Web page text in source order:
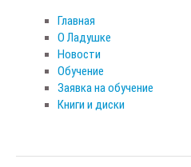
Главная
О Ладушке
Новости
Обучение
Заявка на обучение
Книги и диски